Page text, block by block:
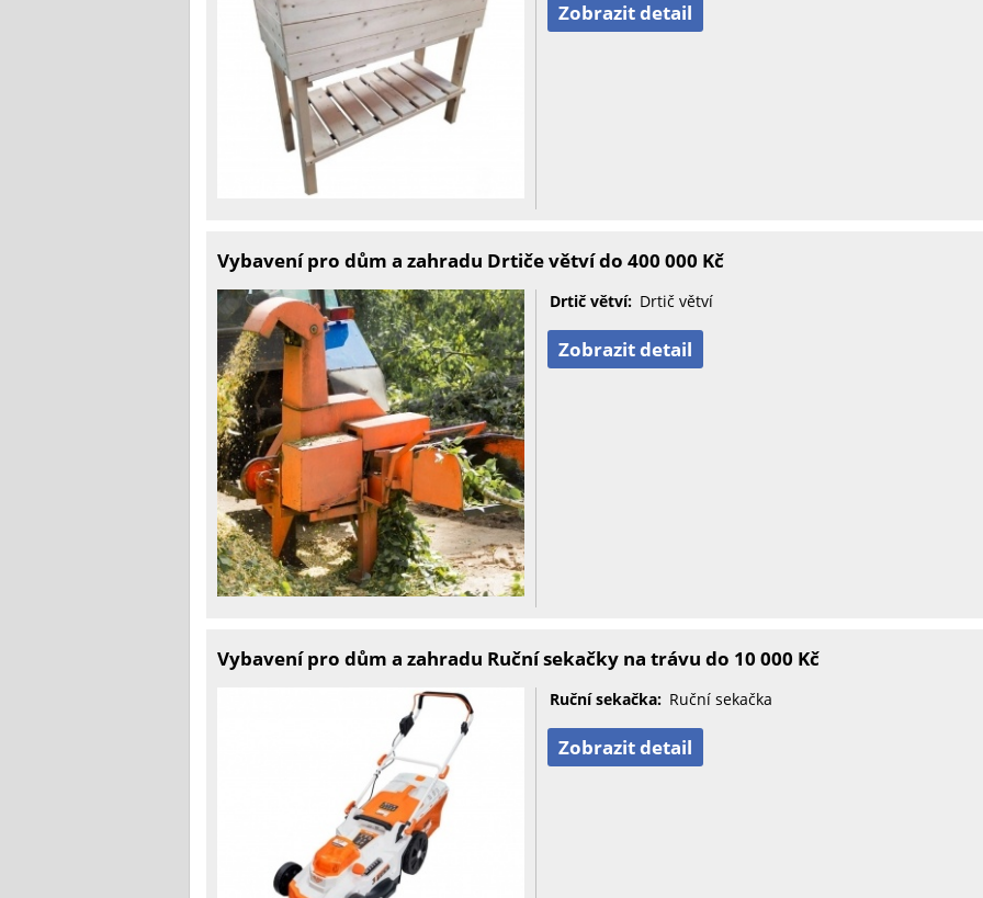
Zobrazit detail
Vybavení pro dům a zahradu Drtiče větví do 400 000 Kč
Drtič větví: Drtič větví
Zobrazit detail
Vybavení pro dům a zahradu Ruční sekačky na trávu do 10 000 Kč
Ruční sekačka: Ruční sekačka
Zobrazit detail